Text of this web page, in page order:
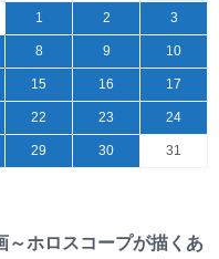
1
2 3
8 9 10
15 16 17
22 23 24
29 30
31
～ホロスコープが描くあ